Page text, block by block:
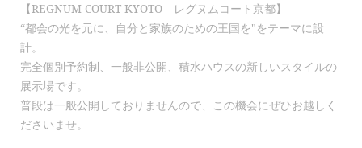
【REGNUM COURT KYOTO レグヌムコート京都】
“都会の光を元に、自分と家族のための王国を"をテーマに設
計。
完全個別予約制、一般非公開、積水ハウスの新しいスタイルの
展示場です。
普段は一般公開しておりませんので、この機会にぜひお越しく
ださいませ。